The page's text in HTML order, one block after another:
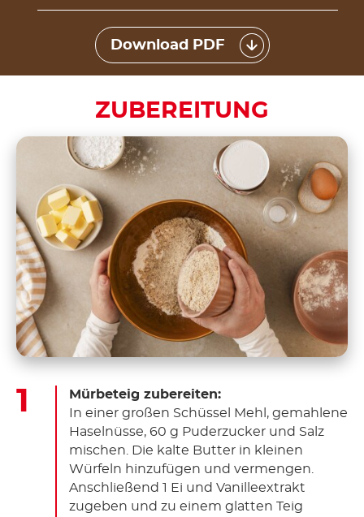
Download PDF
ZUBEREITUNG
Mürbeteig zubereiten:
In einer großen Schüssel Mehl, gemahlene
Haselnüsse, 60 g Puderzucker und Salz
mischen. Die kalte Butter in kleinen
Würfeln hinzufügen und vermengen.
Anschließend 1 Ei und Vanilleextrakt
zugeben und zu einem glatten Teig